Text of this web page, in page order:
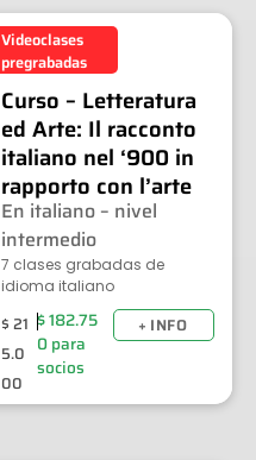
Videoclases
pregrabadas
Curso – Letteratura
ed Arte: Il racconto
italiano nel ‘900 in
rapporto con l’arte
En italiano – nivel
intermedio
7 clases grabadas de
idioma italiano
$21
5.0
00
$182.75
0para
socios
+ INFO